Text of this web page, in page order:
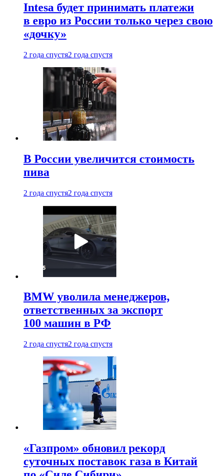
Intesa будет принимать платежи
в евро из России только через свою
«дочку»
2 года спустя2 года спустя
В России увеличится стоимость
пива
2 года спустя2 года спустя
BMW уволила менеджеров,
ответственных за экспорт
100 машин в РФ
2 года спустя2 года спустя
«Газпром» обновил рекорд
суточных поставок газа в Китай